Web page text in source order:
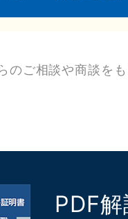
のご相談や商談を
PDF